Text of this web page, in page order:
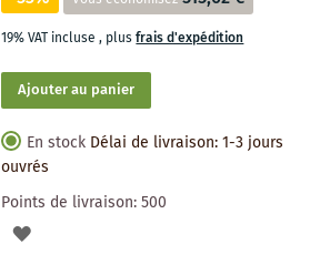
19% VAT incluse, plusfrais d'expédition
Ajouter au panier
En stock Délai de livraison: 1-3 jours
ouvrés
Points de livraison:500
AJOUTER